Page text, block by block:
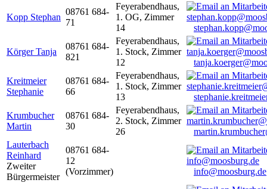
Kopp Stephan
08761 684-
71
Feyerabendhaus,
1. OG, Zimmer
14
Körger Tanja
08761 684-
821
Feyerabendhaus,
1. Stock, Zimmer
12
Kreitmeier
Stephanie
08761 684-
66
Feyerabendhaus,
1. Stock, Zimmer
13
Krumbucher
Martin
08761 684-
30
Feyerabendhaus,
2. Stock, Zimmer
26
Lauterbach
Reinhard
Zweiter
Bürgermeister
08761 684-
12
(Vorzimmer)
info@moosburg.de